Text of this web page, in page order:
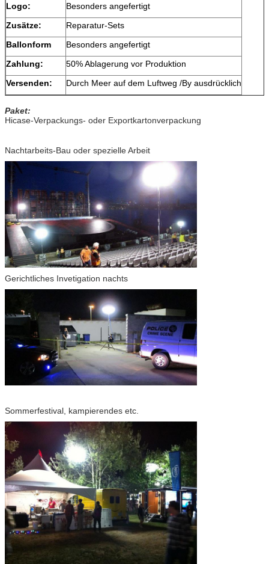
Logo:
Besonders angefertigt
Zusätze:
Reparatur-Sets
Ballonform
Besonders angefertigt
Zahlung:
50% Ablagerung vor Produktion
Versenden:
Durch Meer auf dem Luftweg /By ausdrücklich
Paket:
Hicase-Verpackungs- oder Exportkartonverpackung
Nachtarbeits-Bau oder spezielle Arbeit
Gerichtliches Invetigation nachts
Sommerfestival, kampierendes etc.